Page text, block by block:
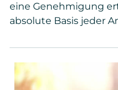
eine Genehmigung
absolute Basis jeder